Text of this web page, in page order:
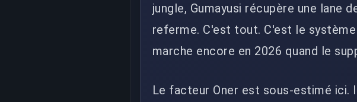
jungle, Gumayusi récupère une lane
referme. C'est tout. C'est le
marche encore en 2026 quand le
Le facteur Oner est sous-estimé